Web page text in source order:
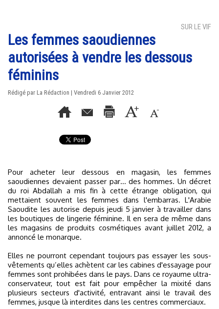
SUR LE VIF
Les femmes saoudiennes
autorisées à vendre les dessous
féminins
Rédigé par La Rédaction | Vendredi 6 Janvier 2012
Pour acheter leur dessous en magasin, les femmes
saoudiennes devaient passer par… des hommes. Un décret
du roi Abdallah a mis fin à cette étrange obligation, qui
mettaient souvent les femmes dans l'embarras. L'Arabie
Saoudite les autorise depuis jeudi 5 janvier à travailler dans
les boutiques de lingerie féminine. Il en sera de même dans
les magasins de produits cosmétiques avant juillet 2012, a
annoncé le monarque.
Elles ne pourront cependant toujours pas essayer les sous-
vêtements qu’elles achètent car les cabines d'essayage pour
femmes sont prohibées dans le pays. Dans ce royaume ultra-
conservateur, tout est fait pour empêcher la mixité dans
plusieurs secteurs d'activité, entravant ainsi le travail des
femmes, jusque là interdites dans les centres commerciaux.